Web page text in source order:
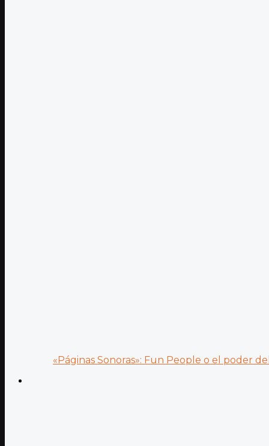
«Páginas Sonoras»: Fun People o el poder